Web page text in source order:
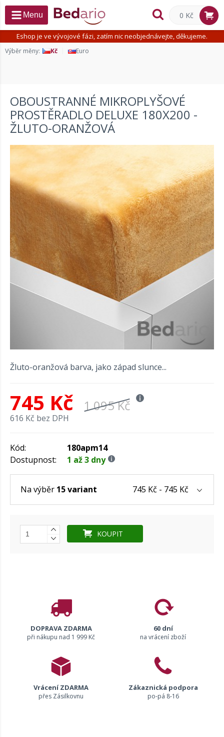
Eshop je ve vývojové fázi, zatím nic neobjednávejte, děkujeme.
Výběr měny: Kč Euro
Menu 0 Kč
OBOUSTRANNÉ MIKROPLYŠOVÉ
PROSTĚRADLO DELUXE 180X200 -
ŽLUTO-ORANŽOVÁ
Žluto-oranžová barva, jako západ slunce...
745 Kč 1 095 Kč
616 Kč bez DPH
Kód:
180apm14
Dostupnost:
1 až 3 dny
Na výběr 15 variant 745 Kč - 745 Kč
KOUPIT
DOPRAVA ZDARMA
při nákupu nad 1 999 Kč
60 dní
na vrácení zboží
Vrácení ZDARMA
přes Zásilkovnu
Zákaznická podpora
po-pá 8-16